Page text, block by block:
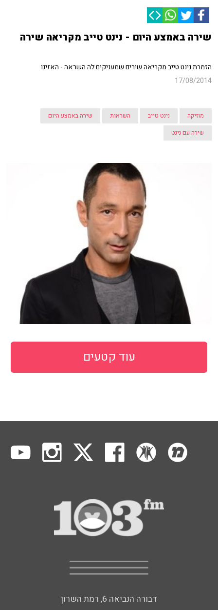
שירה באמצע היום - נינט טייב מקריאה שירה
הזמרת נינט טייב מקריאה שירים שמעניקים לה השראה - האזינו
17/08/2014
מוזיקה נינט טייב השראות
שירה באמצע היום
שירה עם נינט
עוד קטעים
דבורה הנביאה 6, רמת השרון